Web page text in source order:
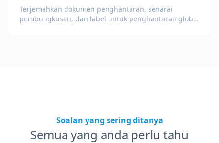
Terjemahkan dokumen penghantaran, senarai
pembungkusan, dan label untuk penghantaran global
Soalan yang sering ditanya
Semua yang anda perlu tahu